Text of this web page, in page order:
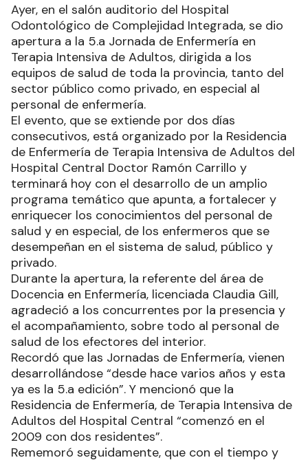
Ayer, en el salón auditorio del Hospital
Odontológico de Complejidad Integrada, se dio
apertura a la 5.a Jornada de Enfermería en
Terapia Intensiva de Adultos, dirigida a los
equipos de salud de toda la provincia, tanto del
sector público como privado, en especial al
personal de enfermería.
El evento, que se extiende por dos días
consecutivos, está organizado por la Residencia
de Enfermería de Terapia Intensiva de Adultos del
Hospital Central Doctor Ramón Carrillo y
terminará hoy con el desarrollo de un amplio
programa temático que apunta, a fortalecer y
enriquecer los conocimientos del personal de
salud y en especial, de los enfermeros que se
desempeñan en el sistema de salud, público y
privado.
Durante la apertura, la referente del área de
Docencia en Enfermería, licenciada Claudia Gill,
agradeció a los concurrentes por la presencia y
el acompañamiento, sobre todo al personal de
salud de los efectores del interior.
Recordó que las Jornadas de Enfermería, vienen
desarrollándose “desde hace varios años y esta
ya es la 5.a edición”. Y mencionó que la
Residencia de Enfermería, de Terapia Intensiva de
Adultos del Hospital Central “comenzó en el
2009 con dos residentes”.
Rememoró seguidamente, que con el tiempo y